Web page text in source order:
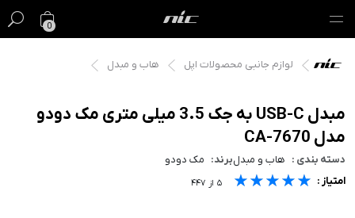
0
گیفت کارت
فروش ویژه
مک
آیفون
لوازم جانبی محصولات اپل هاب و مبدل
مبدل USB-C به جک 3.5 میلی متری مک دودو
مدل CA-7670
دسته بندی : هاب و مبدلبرند: مک دودو
امتیاز : ★★★★★
★★★★★
★★★★★ ۵ از ۴۴۷